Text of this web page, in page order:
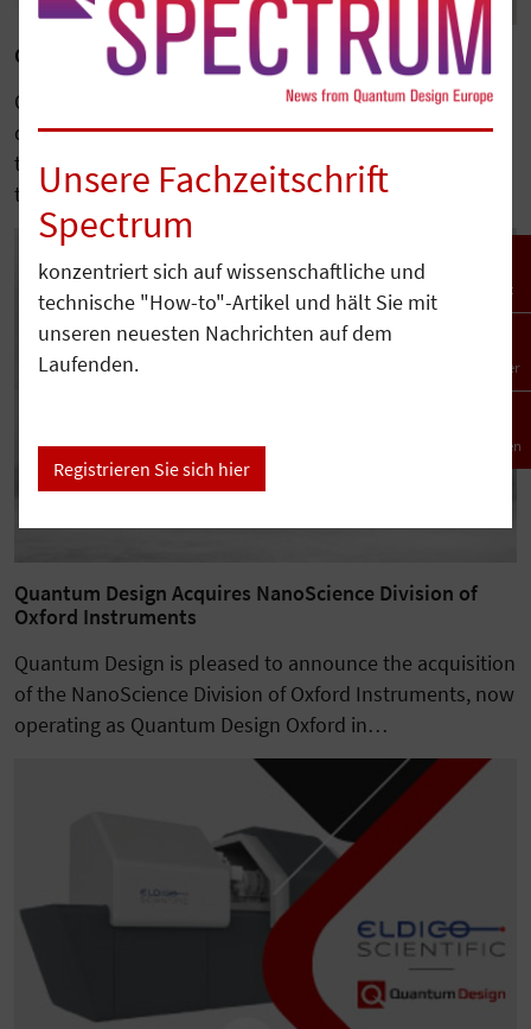
Quantum Design Completes Acquisition of Qnami
Quantum Design has acquired Qnami, a leading
developer of diamond-based quantum sensing
technologies, further expanding its portfolio serving
the…
Quantum Design Acquires NanoScience Division of
Oxford Instruments
Quantum Design is pleased to announce the acquisition
of the NanoScience Division of Oxford Instruments, now
operating as Quantum Design Oxford in…
Unsere Fachzeitschrift
Spectrum
konzentriert sich auf wissenschaftliche und
technische "How-to"-Artikel und hält Sie mit
unseren neuesten Nachrichten auf dem
Laufenden.
Registrieren Sie sich hier
Kontakt
Newsletter
Nach oben